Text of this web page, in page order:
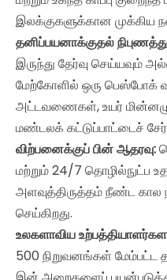
இலக்குகளுக்கான முக்கிய
தனிப்பயனாக்குதல்
இருந்து தேர்வு செய்யவும்
மேற்கோளில் ஒரு பெஸ்போக்
அட்டவணைகள், உயர்
மண்டலக் கட்டுப்பாட்டைச்
விற்பனைக்குப் பின் ஆதரவு:
மற்றும் 24/7 தொழில்நுட்ப
அளவுத்திருத்தம் நீண்ட
செய்கிறது.
உலகளாவிய
500 நிறுவனங்கள் மேம்பட்ட